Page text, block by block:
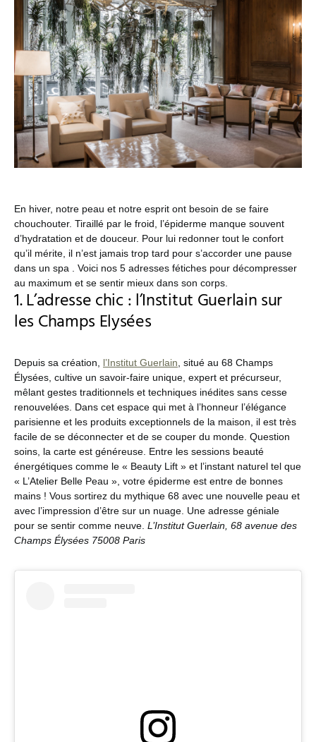
En hiver, notre peau et notre esprit ont besoin de se faire
chouchouter. Tiraillé par le froid, l’épiderme manque souvent
d’hydratation et de douceur. Pour lui redonner tout le confort
qu’il mérite, il n’est jamais trop tard pour s’accorder une pause
dans un spa . Voici nos 5 adresses fétiches pour décompresser
au maximum et se sentir mieux dans son corps.
1. L’adresse chic : l’Institut Guerlain sur
les Champs Elysées
Depuis sa création, l’Institut Guerlain , situé au 68 Champs
Élysées, cultive un savoir-faire unique, expert et précurseur,
mêlant gestes traditionnels et techniques inédites sans cesse
renouvelées. Dans cet espace qui met à l’honneur l’élégance
parisienne et les produits exceptionnels de la maison, il est très
facile de se déconnecter et de se couper du monde. Question
soins, la carte est généreuse. Entre les sessions beauté
énergétiques comme le « Beauty Lift » et l’instant naturel tel que
« L’Atelier Belle Peau », votre épiderme est entre de bonnes
mains ! Vous sortirez du mythique 68 avec une nouvelle peau et
avec l’impression d’être sur un nuage. Une adresse géniale
pour se sentir comme neuve. L’Institut Guerlain, 68 avenue des
Champs Élysées 75008 Paris